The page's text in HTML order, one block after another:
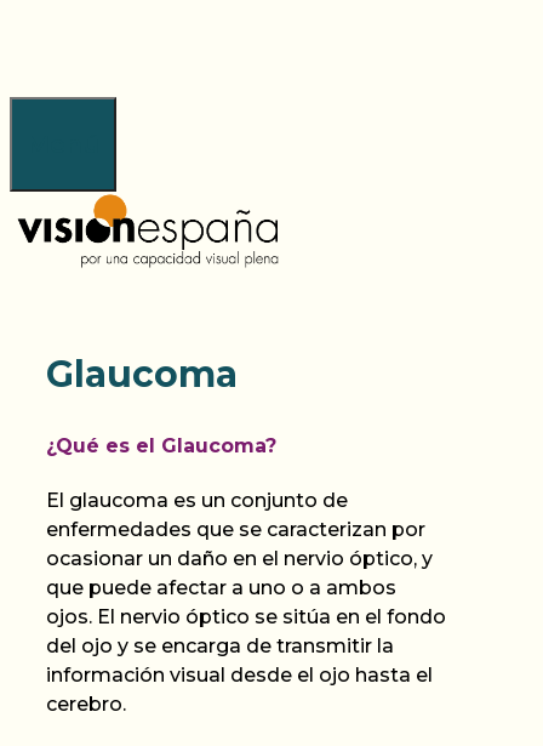
Glaucoma
¿Qué es el Glaucoma?
El glaucoma es un conjunto de
enfermedades que se caracterizan por
ocasionar un daño en el nervio óptico, y
que puede afectar a uno o a ambos
ojos. El nervio óptico se sitúa en el fondo
del ojo y se encarga de transmitir la
información visual desde el ojo hasta el
cerebro.